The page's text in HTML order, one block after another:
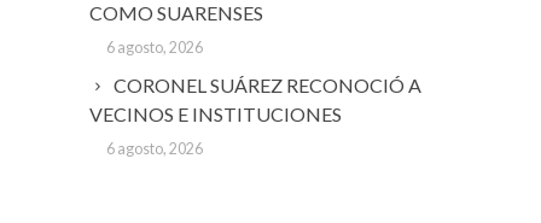
COMO SUARENSES
6 agosto, 2026
CORONEL SUÁREZ RECONOCIÓ A
VECINOS E INSTITUCIONES
6 agosto, 2026